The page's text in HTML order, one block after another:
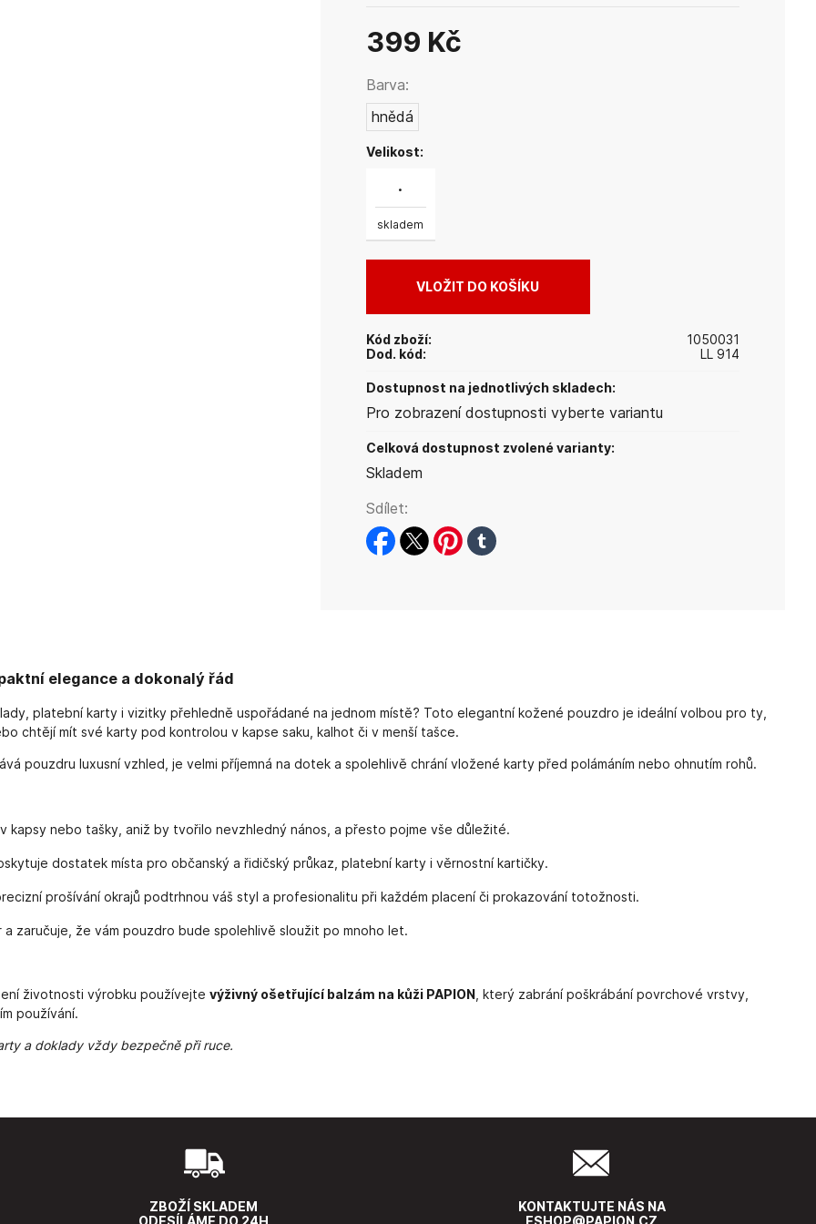
Vysoká odolnost:
tvar a zaručuje, že vám pouzdro bude spolehlivě
399 Kč
Barva:
hnědá
Velikost:
.
skladem
Kód zboží:
1050031
Dod. kód:
LL 914
Dostupnost na jednotlivých skladech:
Pro zobrazení dostupnosti vyberte variantu
Celková dostupnost zvolené varianty:
Skladem
Sdílet:
facebook
twitterpinterest
tumblr
elegance a dokonalý řád
platební karty i vizitky přehledně uspořádané na jednom místě? Toto elegantní kožené pouzdro je ideální volbou pro ty,
chtějí mít své karty pod kontrolou v kapse saku, kalhot či v menší tašce.
pouzdru luxusní vzhled, je velmi příjemná na dotek a spolehlivě chrání vložené karty před polámáním nebo ohnutím rohů.
kapsy nebo tašky, aniž by tvořilo nevzhledný nános, a přesto pojme vše důležité.
dostatek místa pro občanský a řidičský průkaz, platební karty i věrnostní kartičky.
prošívání okrajů podtrhnou váš styl a profesionalitu při každém placení či prokazování totožnosti.
zaručuje, že vám pouzdro bude spolehlivě sloužit po mnoho let.
životnosti výrobku používejte výživný ošetřující balzám na kůži PAPION, který zabrání poškrábání povrchové vrstvy,
používání.
a doklady vždy bezpečně při ruce.
ZBOŽÍ SKLADEM
ODESÍLÁME DO 24H
KONTAKTUJTE NÁS NA
ESHOP@PAPION.CZ